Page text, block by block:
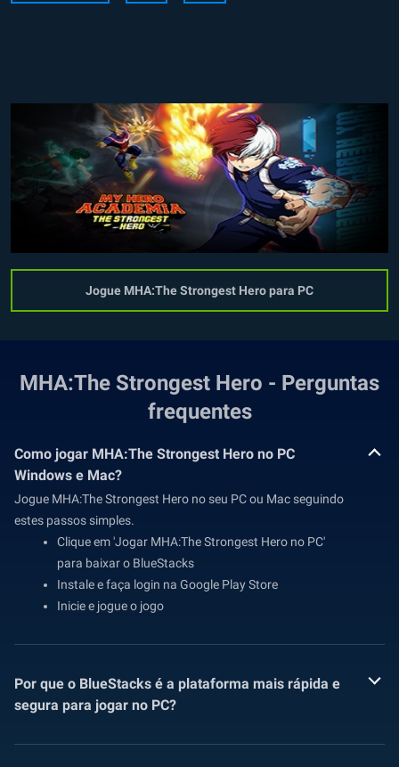
Jogue MHA:The Strongest Hero para PC
MHA:The Strongest Hero - Perguntas
frequentes
Como jogar MHA:The Strongest Hero no PC
Windows e Mac?
Jogue MHA:The Strongest Hero no seu PC ou Mac seguindo
estes passos simples.
Clique em 'Jogar MHA:The Strongest Hero no PC'
para baixar o BlueStacks
Instale e faça login na Google Play Store
Inicie e jogue o jogo
Por que o BlueStacks é a plataforma mais rápida e
segura para jogar no PC?